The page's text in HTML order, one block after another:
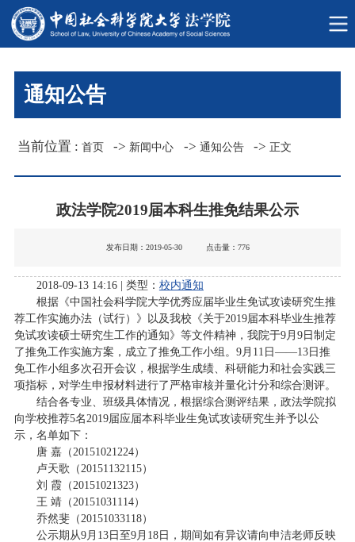
通知公告
当前位置 :首页 -> 新闻中心 -> 通知公告 ->正文
政法学院2019届本科生推免结果公示
发布日期：2019-05-30 点击量： 776
2018-09-13 14:16 | 类型： 校内通知
根据《中国社会科学院大学优秀应届毕业生免试攻读研究生推
荐工作实施办法（试行）》以及我校《关于2019届本科毕业生推荐
免试攻读硕士研究生工作的通知》等文件精神，我院于9月9日制定
了推免工作实施方案，成立了推免工作小组。9月11日——13日推
免工作小组多次召开会议，根据学生成绩、科研能力和社会实践三
项指标，对学生申报材料进行了严格审核并量化计分和综合测评。
结合各专业、班级具体情况，根据综合测评结果，政法学院拟
向学校推荐5名2019届应届本科毕业生免试攻读研究生并予以公
示，名单如下：
唐 嘉（20151021224）
卢天歌（20151132115）
刘 霞（20151021323）
王 靖（20151031114）
乔然斐（20151033118）
公示期从9月13日至9月18日，期间如有异议请向申洁老师反映